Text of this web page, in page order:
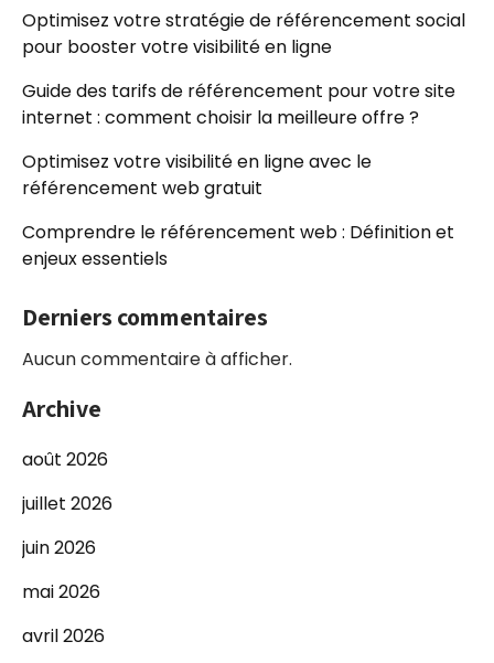
Optimisez votre stratégie de référencement social
pour booster votre visibilité en ligne
Guide des tarifs de référencement pour votre site
internet : comment choisir la meilleure offre ?
Optimisez votre visibilité en ligne avec le
référencement web gratuit
Comprendre le référencement web : Définition et
enjeux essentiels
Derniers commentaires
Aucun commentaire à afficher.
Archive
août 2026
juillet 2026
juin 2026
mai 2026
avril 2026